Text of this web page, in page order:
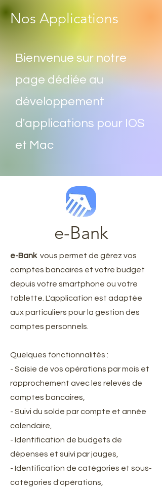
Nos Applications
Bienvenue sur notre
page dédiée au
développement
d'applications pour IOS
et Mac
e-Bank
e-Bank vous permet de gérez vos
comptes bancaires et votre budget
depuis votre smartphone ou votre
tablette. L'application est adaptée
aux particuliers pour la gestion des
comptes personnels.
Quelques fonctionnalités :
- Saisie de vos opérations par mois et
rapprochement avec les relevés de
comptes bancaires,
- Suivi du solde par compte et année
calendaire,
- Identification de budgets de
dépenses et suivi par jauges,
- Identification de catégories et sous-
catégories d'opérations,